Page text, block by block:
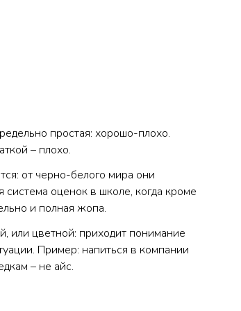
простая: хорошо-плохо.
– плохо.
от черно-белого мира они
система оценок в школе, когда кроме
и полная жопа.
или цветной: приходит понимание
Пример: напиться в компании
– не айс.